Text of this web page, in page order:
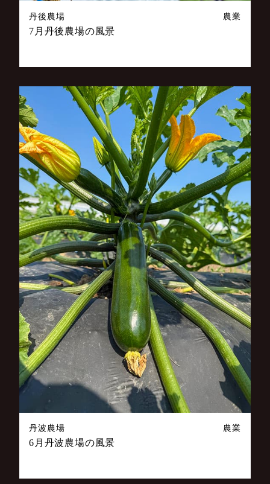
丹後農場 農業
7月丹後農場の風景
丹波農場 農業
6月丹波農場の風景